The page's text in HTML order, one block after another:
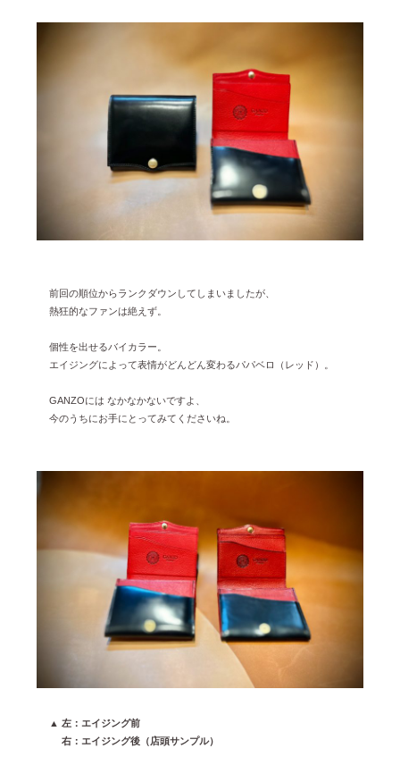
前回の順位からランクダウンしてしまいましたが、
熱狂的なファンは絶えず。
個性を出せるバイカラー。
エイジングによって表情がどんどん変わるパパベロ（レッド）。
GANZOには なかなかないですよ、
今のうちにお手にとってみてくださいね。
▲ 左：エイジング前
右：エイジング後（店頭サンプル）